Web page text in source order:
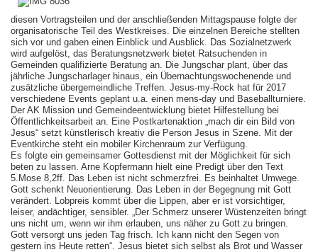
diesen Vortragsteilen und der anschließenden Mittagspause folgte der
organisatorische Teil des Westkreises. Die einzelnen Bereiche stellten
sich vor und gaben einen Einblick und Ausblick. Das Sozialnetzwerk
wird aufgelöst, das Beratungsnetzwerk bietet Ratsuchenden in
Gemeinden qualifizierte Beratung an. Die Jungschar plant, über das
jährliche Jungscharlager hinaus, ein Übernachtungswochenende und
zusätzliche übergemeindliche Treffen. Jesus-my-Rock hat für 2017
verschiedene Events geplant u.a. einen mens-day und Baseballturniere.
Der AK Mission und Gemeindeentwicklung bietet Hilfestellung bei
Öffentlichkeitsarbeit an. Eine Postkartenaktion „mach dir ein Bild von
Jesus“ setzt künstlerisch kreativ die Person Jesus in Szene. Mit der
Eventkirche steht ein mobiler Kirchenraum zur Verfügung.
Es folgte ein gemeinsamer Gottesdienst mit der Möglichkeit für sich
beten zu lassen. Arne Kopfermann hielt eine Predigt über den Text
5.Mose 8,2ff. Das Leben ist nicht schmerzfrei. Es beinhaltet Umwege.
Gott schenkt Neuorientierung. Das Leben in der Begegnung mit Gott
verändert. Lobpreis kommt über die Lippen, aber er ist vorsichtiger,
leiser, andächtiger, sensibler. „Der Schmerz unserer Wüstenzeiten bringt
uns nicht um, wenn wir ihm erlauben, uns näher zu Gott zu bringen.
Gott versorgt uns jeden Tag frisch. Ich kann nicht den Segen von
gestern ins Heute retten“. Jesus bietet sich selbst als Brot und Wasser